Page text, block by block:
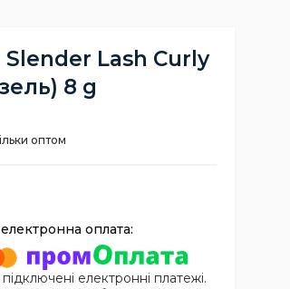
Lash Curly
8 g
оптом
електронні платежі.